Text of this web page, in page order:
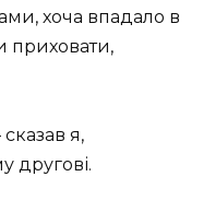
хоча впадало в
приховати,
я,
другові.